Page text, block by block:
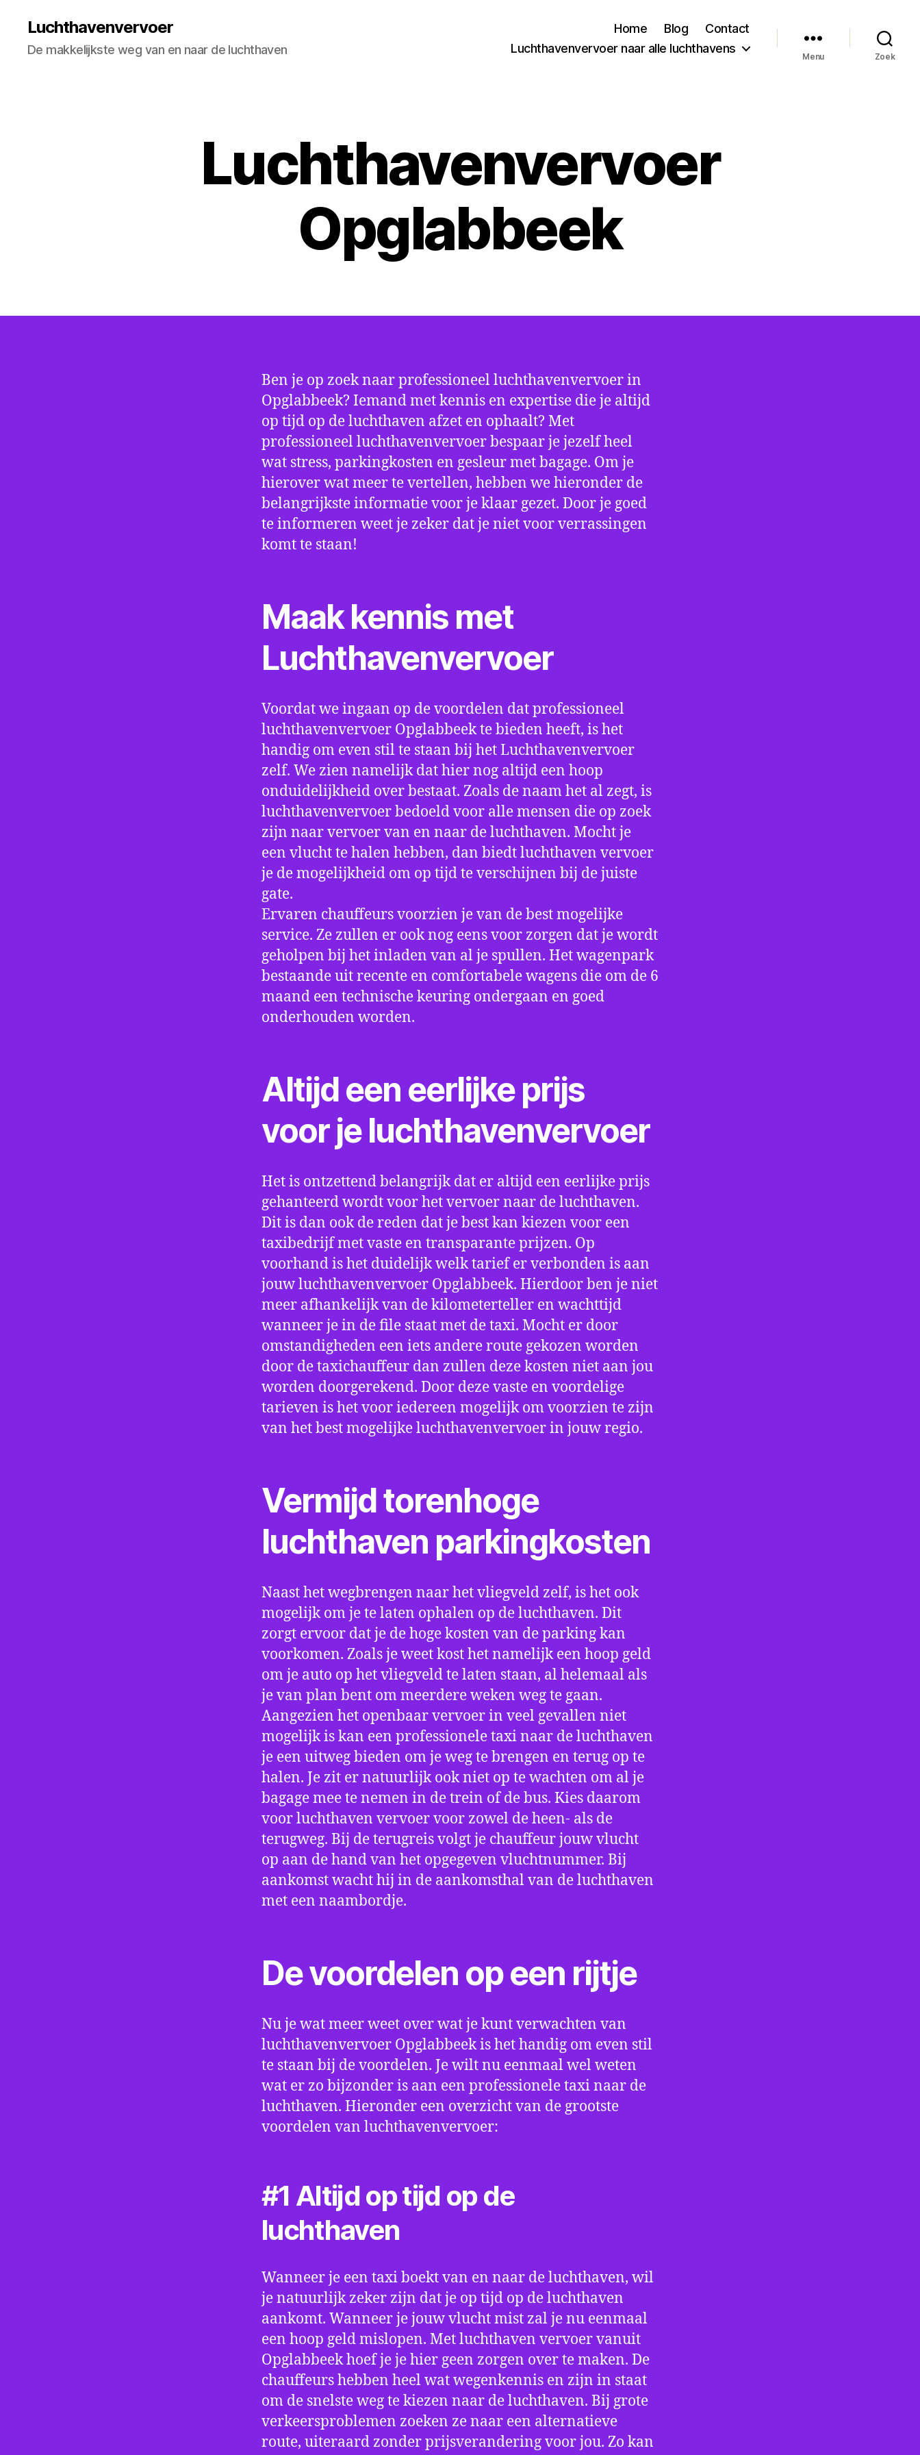
Luchthavenvervoer
De makkelijkste weg van en naar de luchthaven
Home Blog
Contact
Luchthavenvervoer naar alle luchthavens
Menu Zoek
Luchthavenvervoer
Opglabbeek
Ben je op zoek naar professioneel luchthavenvervoer in
Opglabbeek? Iemand met kennis en expertise die je altijd
op tijd op de luchthaven afzet en ophaalt? Met
professioneel luchthavenvervoer bespaar je jezelf heel
wat stress, parkingkosten en gesleur met bagage. Om je
hierover wat meer te vertellen, hebben we hieronder de
belangrijkste informatie voor je klaar gezet. Door je goed
te informeren weet je zeker dat je niet voor verrassingen
komt te staan!
Maak kennis met
Luchthavenvervoer
Voordat we ingaan op de voordelen dat professioneel
luchthavenvervoer Opglabbeek te bieden heeft, is het
handig om even stil te staan bij het Luchthavenvervoer
zelf. We zien namelijk dat hier nog altijd een hoop
onduidelijkheid over bestaat. Zoals de naam het al zegt, is
luchthavenvervoer bedoeld voor alle mensen die op zoek
zijn naar vervoer van en naar de luchthaven. Mocht je
een vlucht te halen hebben, dan biedt luchthaven vervoer
je de mogelijkheid om op tijd te verschijnen bij de juiste
gate.
Ervaren chauffeurs voorzien je van de best mogelijke
service. Ze zullen er ook nog eens voor zorgen dat je wordt
geholpen bij het inladen van al je spullen. Het wagenpark
bestaande uit recente en comfortabele wagens die om de 6
maand een technische keuring ondergaan en goed
onderhouden worden.
Altijd een eerlijke prijs
voor je luchthavenvervoer
Het is ontzettend belangrijk dat er altijd een eerlijke prijs
gehanteerd wordt voor het vervoer naar de luchthaven.
Dit is dan ook de reden dat je best kan kiezen voor een
taxibedrijf met vaste en transparante prijzen. Op
voorhand is het duidelijk welk tarief er verbonden is aan
jouw luchthavenvervoer Opglabbeek. Hierdoor ben je niet
meer afhankelijk van de kilometerteller en wachttijd
wanneer je in de file staat met de taxi. Mocht er door
omstandigheden een iets andere route gekozen worden
door de taxichauffeur dan zullen deze kosten niet aan jou
worden doorgerekend. Door deze vaste en voordelige
tarieven is het voor iedereen mogelijk om voorzien te zijn
van het best mogelijke luchthavenvervoer in jouw regio.
Vermijd torenhoge
luchthaven parkingkosten
Naast het wegbrengen naar het vliegveld zelf, is het ook
mogelijk om je te laten ophalen op de luchthaven. Dit
zorgt ervoor dat je de hoge kosten van de parking kan
voorkomen. Zoals je weet kost het namelijk een hoop geld
om je auto op het vliegveld te laten staan, al helemaal als
je van plan bent om meerdere weken weg te gaan.
Aangezien het openbaar vervoer in veel gevallen niet
mogelijk is kan een professionele taxi naar de luchthaven
je een uitweg bieden om je weg te brengen en terug op te
halen. Je zit er natuurlijk ook niet op te wachten om al je
bagage mee te nemen in de trein of de bus. Kies daarom
voor luchthaven vervoer voor zowel de heen- als de
terugweg. Bij de terugreis volgt je chauffeur jouw vlucht
op aan de hand van het opgegeven vluchtnummer. Bij
aankomst wacht hij in de aankomsthal van de luchthaven
met een naambordje.
De voordelen op een rijtje
Nu je wat meer weet over wat je kunt verwachten van
luchthavenvervoer Opglabbeek is het handig om even stil
te staan bij de voordelen. Je wilt nu eenmaal wel weten
wat er zo bijzonder is aan een professionele taxi naar de
luchthaven. Hieronder een overzicht van de grootste
voordelen van luchthavenvervoer:
#1 Altijd op tijd op de
luchthaven
Wanneer je een taxi boekt van en naar de luchthaven, wil
je natuurlijk zeker zijn dat je op tijd op de luchthaven
aankomt. Wanneer je jouw vlucht mist zal je nu eenmaal
een hoop geld mislopen. Met luchthaven vervoer vanuit
Opglabbeek hoef je je hier geen zorgen over te maken. De
chauffeurs hebben heel wat wegenkennis en zijn in staat
om de snelste weg te kiezen naar de luchthaven. Bij grote
verkeersproblemen zoeken ze naar een alternatieve
route, uiteraard zonder prijsverandering voor jou. Zo kan